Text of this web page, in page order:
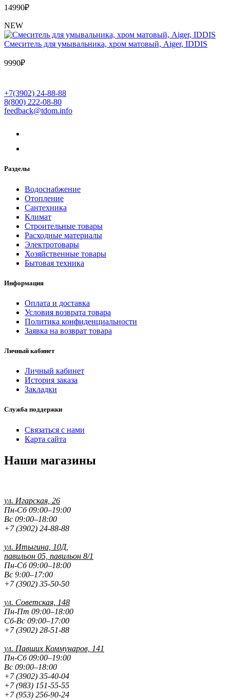
14990₽
NEW
Cмеситель для умывальника, хром матовый, Aiger, IDDIS
9990₽
+7(3902) 24-88-88
8(800) 222-08-80
feedback@tdom.info
Разделы
Водоснабжение
Отопление
Сантехника
Климат
Строительные товары
Расходные материалы
Электротовары
Хозяйственные товары
Бытовая техника
Информация
Оплата и доставка
Условия возврата товара
Политика конфиденциальности
Заявка на возврат товара
Личный кабинет
Личный кабинет
История заказа
Закладки
Служба поддержки
Связаться с нами
Карта сайта
Наши магазины
ул. Игарская, 26
Пн-Сб 09:00–19:00
Вс 09:00–18:00
+7 (3902) 24-88-88
ул. Итыгина, 10Д,
павильон 05, павильон 8/1
Пн-Сб 09:00–18:00
Вс 9:00–17:00
+7 (3902) 35-50-50
ул. Советская, 148
Пн-Пт 09:00–18:00
Сб-Вс 09:00–17:00
+7 (3902) 28-51-88
ул. Павших Коммунаров, 141
Пн-Сб 09:00–19:00
Вс 09:00–18:00
+7 (3902) 35-40-04
+7 (983) 151-55-55
+7 (953) 256-90-24